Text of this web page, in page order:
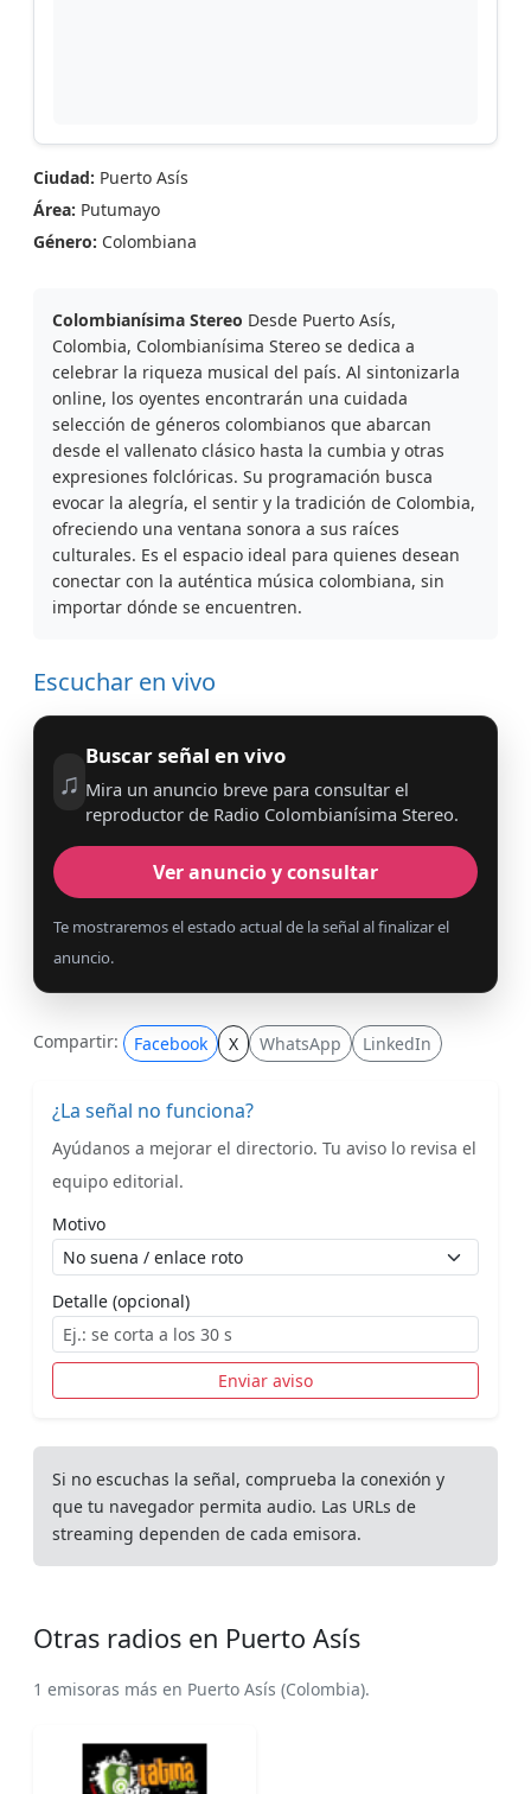
Ciudad: Puerto Asís
Área: Putumayo
Género: Colombiana
Colombianísima Stereo Desde Puerto Asís,
Colombia, Colombianísima Stereo se dedica a
celebrar la riqueza musical del país. Al sintonizarla
online, los oyentes encontrarán una cuidada
selección de géneros colombianos que abarcan
desde el vallenato clásico hasta la cumbia y otras
expresiones folclóricas. Su programación busca
evocar la alegría, el sentir y la tradición de Colombia,
ofreciendo una ventana sonora a sus raíces
culturales. Es el espacio ideal para quienes desean
conectar con la auténtica música colombiana, sin
importar dónde se encuentren.
Escuchar en vivo
♫
Buscar señal en vivo
Mira un anuncio breve para consultar el
reproductor de Radio Colombianísima Stereo.
Ver anuncio y consultar
Te mostraremos el estado actual de la señal al finalizar el
anuncio.
Compartir: Facebook X WhatsApp LinkedIn
¿La señal no funciona?
Ayúdanos a mejorar el directorio. Tu aviso lo revisa el
equipo editorial.
Motivo
Detalle (opcional)
Enviar aviso
Si no escuchas la señal, comprueba la conexión y
que tu navegador permita audio. Las URLs de
streaming dependen de cada emisora.
Otras radios en Puerto Asís
1 emisoras más en Puerto Asís (Colombia).